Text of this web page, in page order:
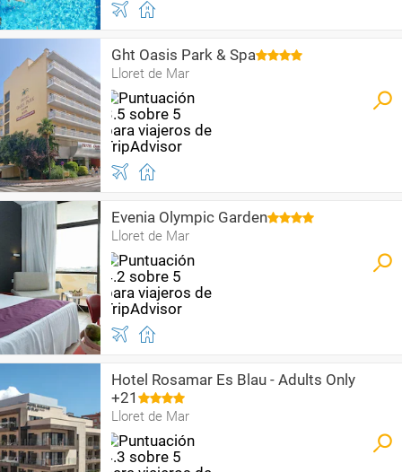
Ght Oasis Park & Spa
Lloret de Mar
Evenia Olympic Garden
Lloret de Mar
Hotel Rosamar Es Blau - Adults Only
+21
Lloret de Mar